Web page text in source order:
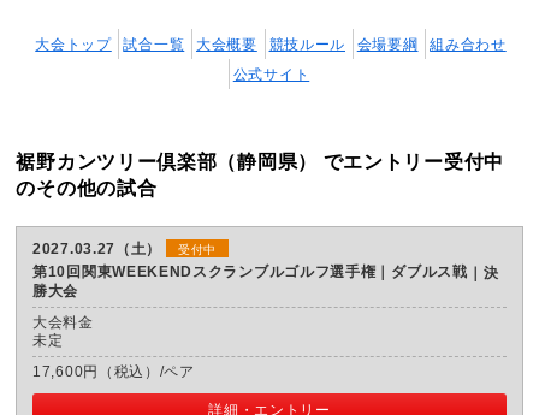
大会トップ 試合一覧 大会概要 競技ルール 会場要綱
組み合わせ
公式サイト
裾野カンツリー倶楽部（静岡県） でエントリー受付中
のその他の試合
2027.03.27（土） 受付中
第10回関東WEEKENDスクランブルゴルフ選手権｜ダブルス戦
決
勝大会
大会料金
未定
17,600円（税込）/ペア
詳細・エントリー